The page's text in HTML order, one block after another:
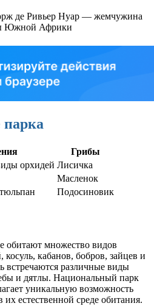
парка
Грибы
орхидей Лисичка
Масленок
Подосиновик
обитают множество видов
кабанов, бобров, зайцев и
встречаются различные виды
и дятлы. Национальный парк
уникальную возможность
естественной среде обитания.